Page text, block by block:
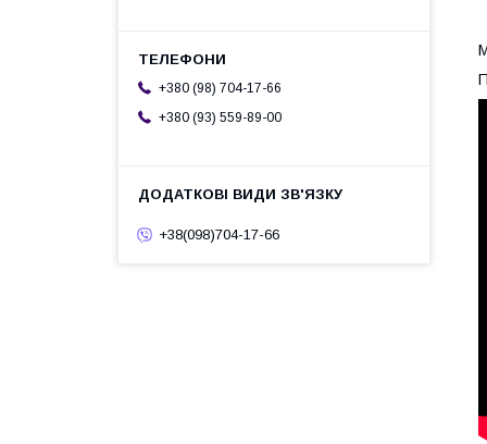
+380 (98) 704-17-66
+380 (93) 559-89-00
+38(098)704-17-66